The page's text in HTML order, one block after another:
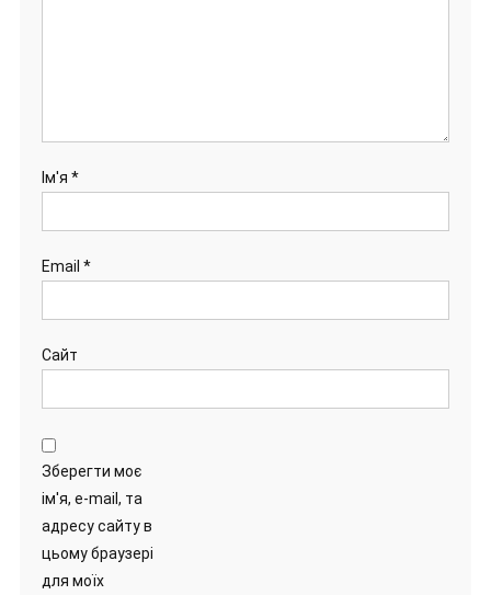
Ім'я *
Email *
Сайт
Зберегти моє
ім'я, e-mail, та
адресу сайту в
цьому браузері
для моїх